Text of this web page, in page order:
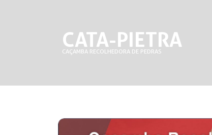
CATA-PIETRA
CAÇAMBA RECOLHEDORA DE PEDRAS